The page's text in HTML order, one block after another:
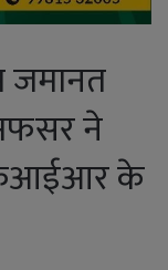
जमानत
ने
के